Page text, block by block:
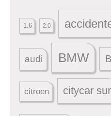
1.6 2.0
audi BMW
citroen citycar sur